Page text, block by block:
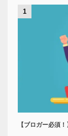
1
【ブロガー必須